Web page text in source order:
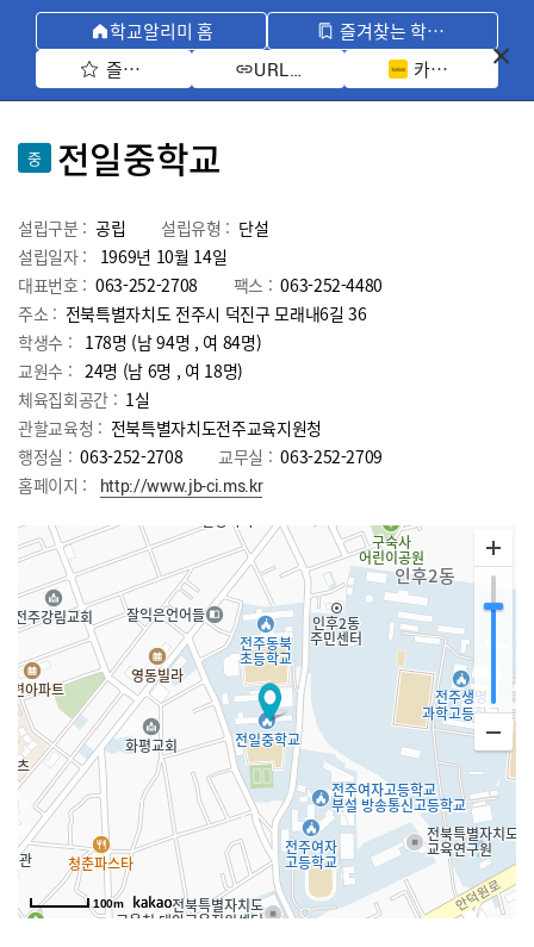
학교알리미 홈
즐겨찾는 학교 모아보기
즐겨찾기 선택
URL 복사 카카오톡 공유
중 전일중학교
설립구분 : 공립 설립유형 : 단설
설립일자 :
1969년 10월 14일
대표번호 : 063-252-2708 팩스 : 063-252-4480
주소 : 전북특별자치도 전주시 덕진구 모래내6길 36
학생수 : 178명 (남 94명 , 여 84명)
교원수 : 24명 (남 6명 , 여 18명)
체육집회공간 : 1실
관할교육청 : 전북특별자치도전주교육지원청
행정실 : 063-252-2708 교무실 : 063-252-2709
홈페이지 :
http://www.jb-ci.ms.kr
100m